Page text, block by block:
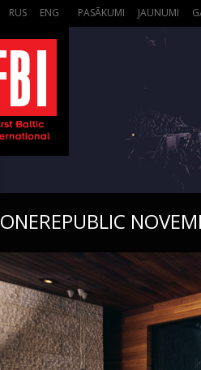
RUS ENG PASĀKUMI JAUNUMI
ONEREPUBLIC